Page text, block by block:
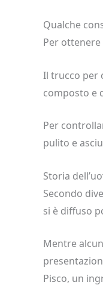
Qualche
Per
Il trucco per
composto e
Per
pulito e
Storia
Secondo
si è diffuso
Mentre
Pisco, un